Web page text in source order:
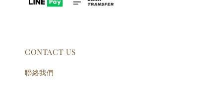
CONTACT US
聯絡我們